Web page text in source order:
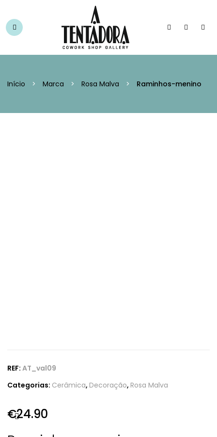
Início > Marca > Rosa Malva > Raminhos-menino
REF: AT_val09
Categorias: Cerâmica, Decoração, Rosa Malva
€24.90